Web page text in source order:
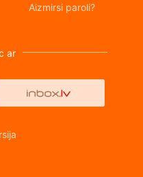
Aizmirsi paroli?
ar